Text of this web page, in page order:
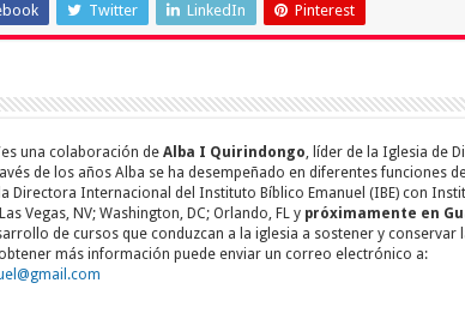
Twitter LinkedIn Pinterest
una colaboración de Alba I Quirindongo, líder de la Iglesia de
de los años Alba se ha desempeñado en diferentes funciones
Directora Internacional del Instituto Bíblico Emanuel (IBE) con
Vegas, NV; Washington, DC; Orlando, FL y próximamente en
de cursos que conduzcan a la iglesia a sostener y conservar
más información puede enviar un correo electrónico a: